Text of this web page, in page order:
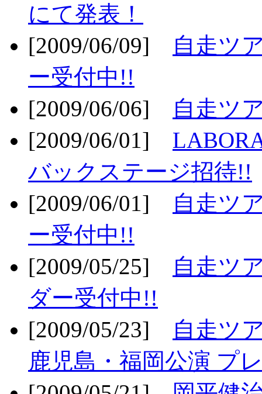
にて発表！
[2009/06/09]
自走ツ
ー受付中!!
[2009/06/06]
自走ツ
[2009/06/01]
バックステージ招待!!
[2009/06/01]
自走ツ
ー受付中!!
[2009/05/25]
自走ツ
ダー受付中!!
[2009/05/23]
自走ツ
鹿児島・福岡公演 プ